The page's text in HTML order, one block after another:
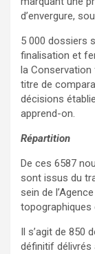
d’envergure,
5 000 dossiers
finalisation et
la
titre de
décisions
apprend-on.
Répartition
De ces 6587
sont issus du
sein de
Il s’agit de 850
définitif délivrés